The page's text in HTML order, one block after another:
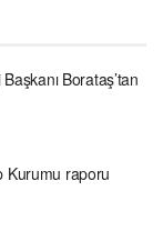
Borataş’tan
Kurumu raporu